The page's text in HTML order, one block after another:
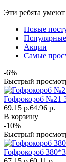
Эти ребята умеют
Новые
Популярные
Акции
Самые
-6%
Быстрый
Гофрокороб №21
69.15 р.64.96 р.
В корзину
-10%
Быстрый
Гофрокороб